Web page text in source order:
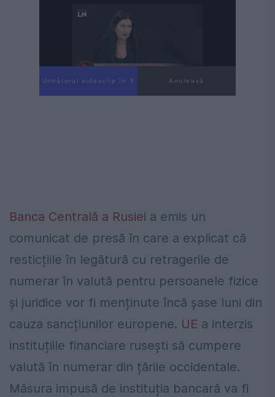
Următorul videoclip în 4 Anulează
Banca Centrală a Rusiei a emis un
comunicat de presă în care a explicat că
resticțiile în legătură cu retragerile de
numerar în valută pentru persoanele fizice
și juridice vor fi menținute încă șase luni din
cauza sancțiunilor europene. UE a interzis
instituțiile financiare rusești să cumpere
valută în numerar din țările occidentale.
Măsura impusă de instituția bancară va fi